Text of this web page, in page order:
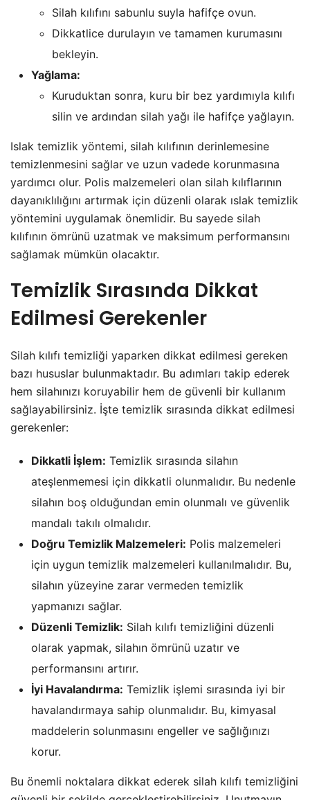
Silah kılıfını sabunlu suyla hafifçe ovun.
Dikkatlice durulayın ve tamamen kurumasını
bekleyin.
Yağlama:
Kuruduktan sonra, kuru bir bez yardımıyla kılıfı
silin ve ardından silah yağı ile hafifçe yağlayın.
Islak temizlik yöntemi, silah kılıfının derinlemesine
temizlenmesini sağlar ve uzun vadede korunmasına
yardımcı olur. Polis malzemeleri olan silah kılıflarının
dayanıklılığını artırmak için düzenli olarak ıslak temizlik
yöntemini uygulamak önemlidir. Bu sayede silah
kılıfının ömrünü uzatmak ve maksimum performansını
sağlamak mümkün olacaktır.
Temizlik Sırasında Dikkat
Edilmesi Gerekenler
Silah kılıfı temizliği yaparken dikkat edilmesi gereken
bazı hususlar bulunmaktadır. Bu adımları takip ederek
hem silahınızı koruyabilir hem de güvenli bir kullanım
sağlayabilirsiniz. İşte temizlik sırasında dikkat edilmesi
gerekenler:
Dikkatli İşlem: Temizlik sırasında silahın
ateşlenmemesi için dikkatli olunmalıdır. Bu nedenle
silahın boş olduğundan emin olunmalı ve güvenlik
mandalı takılı olmalıdır.
Doğru Temizlik Malzemeleri: Polis malzemeleri
için uygun temizlik malzemeleri kullanılmalıdır. Bu,
silahın yüzeyine zarar vermeden temizlik
yapmanızı sağlar.
Düzenli Temizlik: Silah kılıfı temizliğini düzenli
olarak yapmak, silahın ömrünü uzatır ve
performansını artırır.
İyi Havalandırma: Temizlik işlemi sırasında iyi bir
havalandırmaya sahip olunmalıdır. Bu, kimyasal
maddelerin solunmasını engeller ve sağlığınızı
korur.
Bu önemli noktalara dikkat ederek silah kılıfı temizliğini